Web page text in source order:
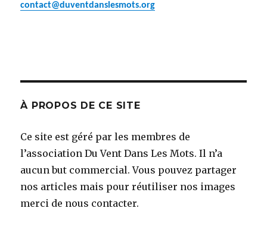
contact@duventdanslesmots.org
À PROPOS DE CE SITE
Ce site est géré par les membres de
l’association Du Vent Dans Les Mots. Il n’a
aucun but commercial. Vous pouvez partager
nos articles mais pour réutiliser nos images
merci de nous contacter.